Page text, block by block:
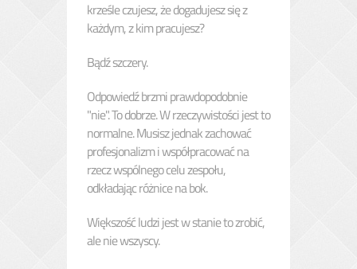
krześle czujesz, że dogadujesz się z
każdym, z kim pracujesz?
Bądź szczery.
Odpowiedź brzmi prawdopodobnie
"nie". To dobrze. W rzeczywistości jest to
normalne. Musisz jednak zachować
profesjonalizm i współpracować na
rzecz wspólnego celu zespołu,
odkładając różnice na bok.
Większość ludzi jest w stanie to zrobić,
ale nie wszyscy.